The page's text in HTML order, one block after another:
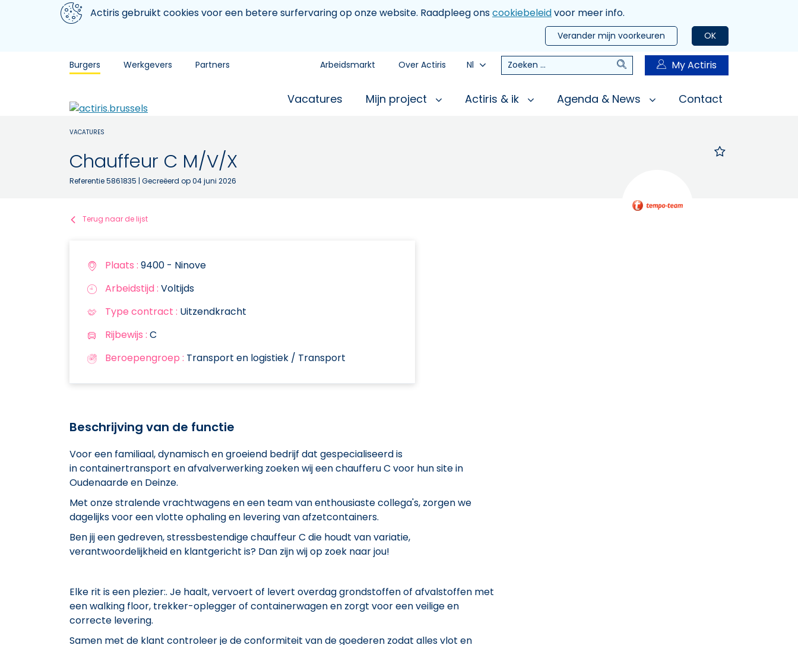
Aller au contenu principal
We gebruiken cookiesActiris gebruikt cookies voor een betere surfervaring op onze website. Raadpleeg onscookiebeleidvoor meer info.
OK
Verander mijn voorkeuren
Burgers Werkgevers Partners Arbeidsmarkt Over Actiris Nl Zoeken Zoeken My Actiris
Vacatures Mijn project Actiris & ik Agenda & News Contact
VACATURES
Chauffeur C M/V/X
Referentie 5861835 | Gecreëerd op 04 juni 2026
Terug naar de lijst
Plaats : 9400 - Ninove
Arbeidstijd : Voltijds
Type contract : Uitzendkracht
Rijbewijs : C
Beroepengroep : Transport en logistiek / Transport
Beschrijving van de functie
Voor een familiaal, dynamisch en groeiend bedrijf dat gespecialiseerd is
in containertransport en afvalverwerking zoeken wij een chaufferu C voor hun site in
Oudenaarde en Deinze.
Met onze stralende vrachtwagens en een team van enthousiaste collega's, zorgen we
dagelijks voor een vlotte ophaling en levering van afzetcontainers.
Ben jij een gedreven, stressbestendige chauffeur C die houdt van variatie,
verantwoordelijkheid en klantgericht is? Dan zijn wij op zoek naar jou!
Elke rit is een plezier:. Je haalt, vervoert of levert overdag grondstoffen of afvalstoffen met
een walking floor, trekker-oplegger of containerwagen en zorgt voor een veilige en
correcte levering.
Samen met de klant controleer je de conformiteit van de goederen zodat alles vlot en